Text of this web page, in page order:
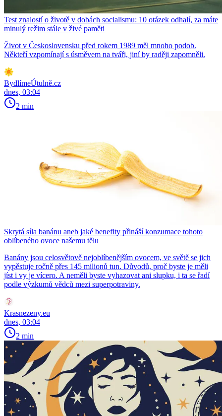
Test znalostí o životě v dobách socialismu: 10 otázek odhalí, za máte
minulý režim stále v živé paměti
Život v Československu před rokem 1989 měl mnoho podob.
Někteří vzpomínají s úsměvem na tváři, jiní by raději zapomněli.
BydlímeÚtulně.cz
dnes, 03:04
2 min
Skrytá síla banánu aneb jaké benefity přináší konzumace tohoto
oblíbeného ovoce našemu tělu
Banány jsou celosvětově nejoblíbenějším ovocem, ve světě se jich
vypěstuje ročně přes 145 milionů tun. Důvodů, proč byste je měli
jíst i vy je vícero. A neměli byste vyhazovat ani slupku, i ta se řadí
podle výzkumů vědců mezi superpotraviny.
Krasnezeny.eu
dnes, 03:04
2 min